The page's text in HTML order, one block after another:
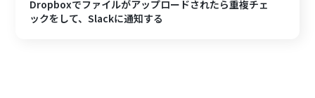
Dropboxでファイルがアップロードされたら重複チェ
ックをして、Slackに通知する